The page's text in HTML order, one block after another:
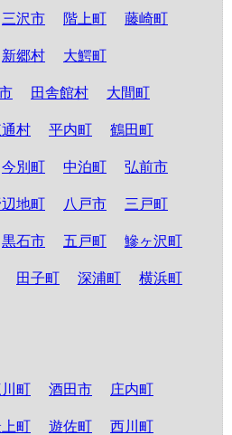
三沢市 階上町 藤崎町
新郷村 大鰐町
田舎館村 大間町
村 平内町 鶴田町
今別町 中泊町 弘前市
地町 八戸市 三戸町
黒石市 五戸町 鰺ヶ沢町
田子町 深浦町 横浜町
町 酒田市 庄内町
町 遊佐町 西川町